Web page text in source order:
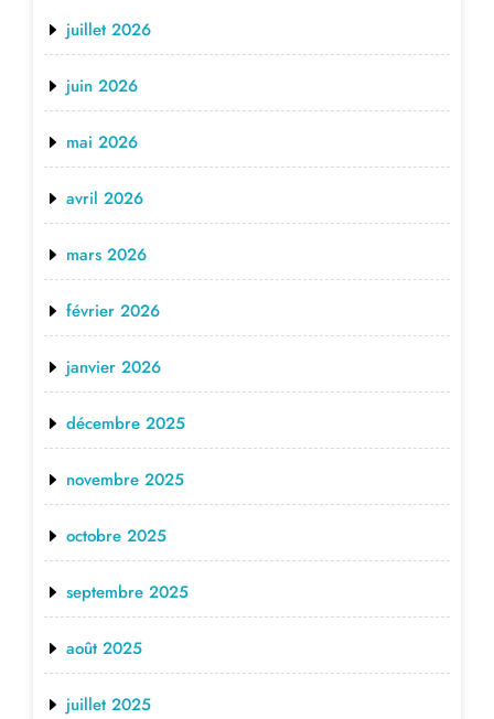
juillet 2026
juin 2026
mai 2026
avril 2026
mars 2026
février 2026
janvier 2026
décembre 2025
novembre 2025
octobre 2025
septembre 2025
août 2025
juillet 2025